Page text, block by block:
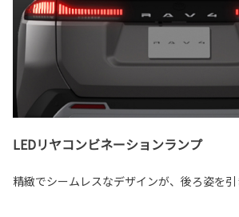
LEDリヤコンビネーションランプ
精緻でシームレスなデザインが、後ろ姿を引